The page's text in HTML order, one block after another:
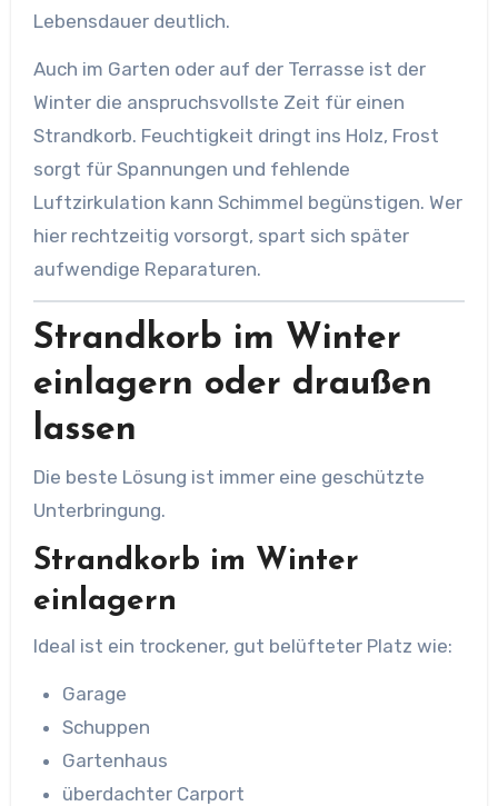
Lebensdauer deutlich.
Auch im Garten oder auf der Terrasse ist der
Winter die anspruchsvollste Zeit für einen
Strandkorb. Feuchtigkeit dringt ins Holz, Frost
sorgt für Spannungen und fehlende
Luftzirkulation kann Schimmel begünstigen. Wer
hier rechtzeitig vorsorgt, spart sich später
aufwendige Reparaturen.
Strandkorb im Winter
einlagern oder draußen
lassen
Die beste Lösung ist immer eine geschützte
Unterbringung.
Strandkorb im Winter
einlagern
Ideal ist ein trockener, gut belüfteter Platz wie:
Garage
Schuppen
Gartenhaus
überdachter Carport